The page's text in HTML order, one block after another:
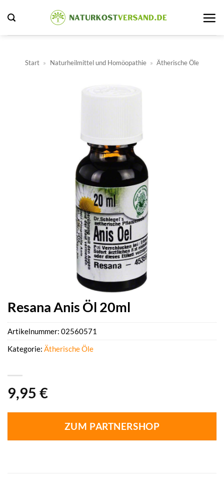
Inhalt
springen
Start » Naturheilmittel und Homöopathie » Ätherische Öle
Resana Anis Öl 20ml
9,95 €
ZUM PARTNERSHOP
Artikelnummer: 02560571
Kategorie: Ätherische Öle